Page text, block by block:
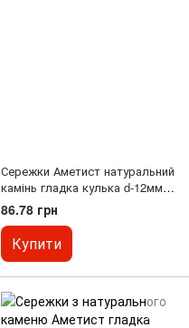
Сережки Аметист натуральний
камінь гладка кулька d-12мм +
- L-32мм + -
86.78 грн
Купити